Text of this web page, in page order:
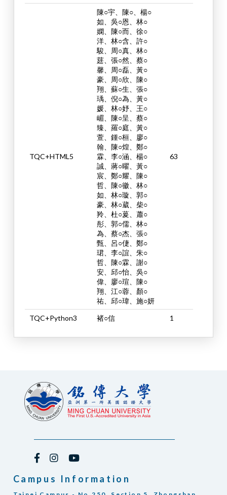
TQC+HTML5
陳○宇、陳○、楊○
如、吳○恩、林○
嫻、陳○而、徐○
洋、林○含、許○
駿、周○真、林○
莛、張○然、蔡○
馨、周○磊、黃○
豪、周○欣、陳○
翔、蘇○生、張○
瑀、倪○為、黃○
媛、林○妤、王○
嵋、陳○呈、蔡○
臻、羅○庭、黃○
萱、鍾○桓、廖○
翰、陳○煌、鄭○
霖、李○涵、楊○
誠、蔣○曜、黃○
宸、鄭○耀、陳○
哲、陳○徽、林○
如、林○璇、郭○
豪、林○葳、柴○
羚、杜○萲、蕭○
彤、郭○儒、林○
為、蔡○杰、張○
甄、呂○倢、鄭○
珺、李○誼、朱○
哲、陳○霖、謝○
安、邱○怡、吳○
偉、廖○瑄、陳○
翔、江○蓉、顏○
祐、邱○瑋、施○妍
63
TQC+Python3 褚○信 1
Campus Information